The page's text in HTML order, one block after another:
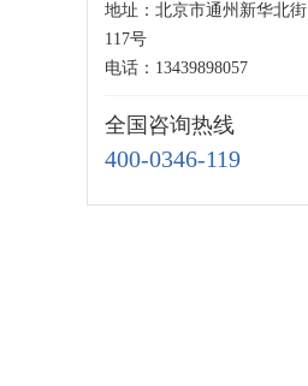
地址：北京市通州新华北街
117号
电话：13439898057
全国咨询热线
400-0346-119